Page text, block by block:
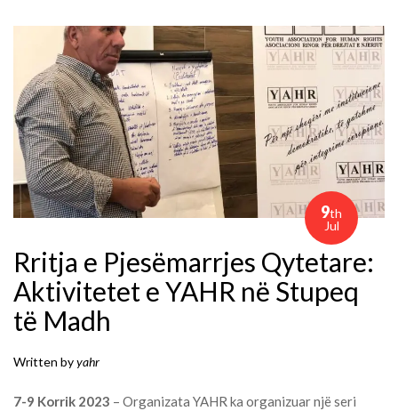
9th
Jul
Rritja e Pjesëmarrjes Qytetare:
Aktivitetet e YAHR në Stupeq
të Madh
Written byyahr
7-9 Korrik 2023 – Organizata YAHR ka organizuar një seri